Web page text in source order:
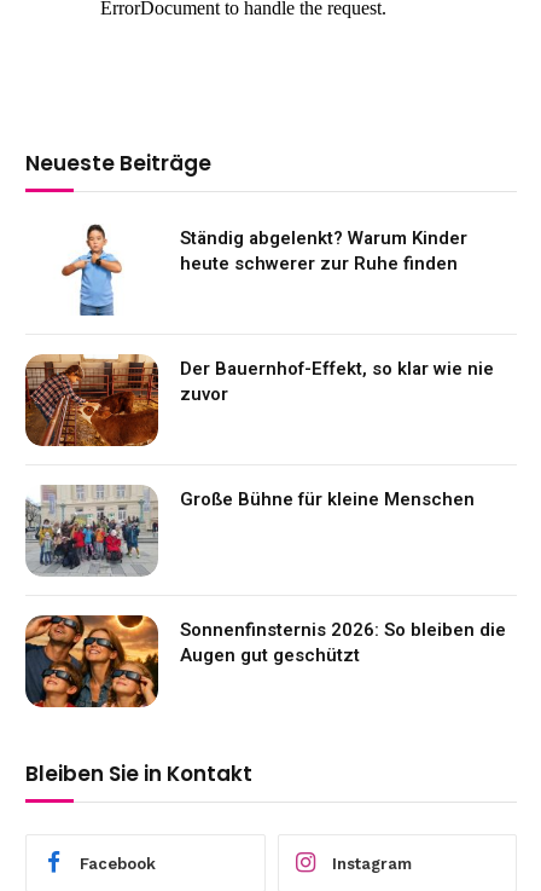
Neueste Beiträge
Ständig abgelenkt? Warum Kinder
heute schwerer zur Ruhe finden
Der Bauernhof-Effekt, so klar wie nie
zuvor
Große Bühne für kleine Menschen
Sonnenfinsternis 2026: So bleiben die
Augen gut geschützt
Bleiben Sie in Kontakt
Facebook Instagram